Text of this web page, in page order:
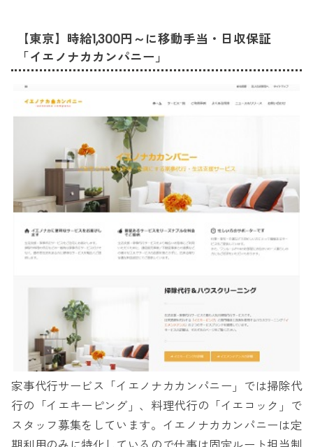
【東京】時給1,300円～に移動手当・日収保証
「イエノナカカンパニー」
家事代行サービス「イエノナカカンパニー」では掃除代
行の「イエキーピング」、料理代行の「イエコック」で
スタッフ募集をしています。イエノナカカンパニーは定